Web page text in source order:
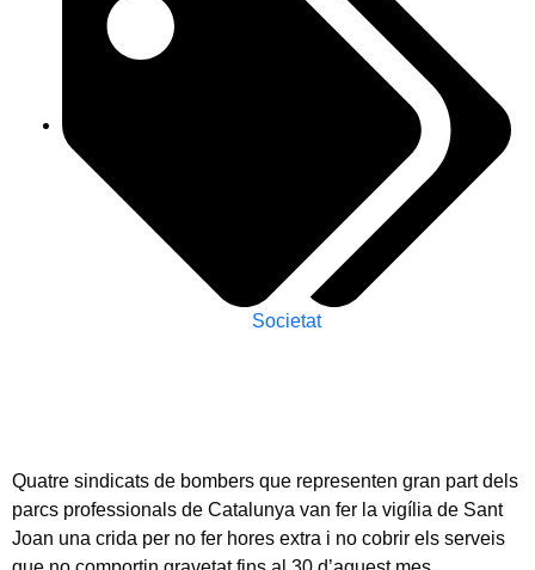
Societat
Quatre sindicats de bombers que representen gran part dels
parcs professionals de Catalunya van fer la vigília de Sant
Joan una crida per no fer hores extra i no cobrir els serveis